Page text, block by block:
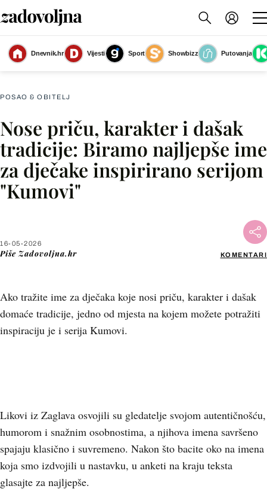
Dnevnik.hr Vijesti Sport Showbizz
Putovanja
Biramo najljepše ime za dječake inspirirano serijom Kumovi(Foto: Nova TV)
POSAO & OBITELJ
Nose priču, karakter i dašak
tradicije: Biramo najljepše ime
za dječake inspirirano serijom
"Kumovi"
16-05-2026
Piše Zadovoljna.hr KOMENTARI
Ako tražite ime za dječaka koje nosi priču, karakter i dašak
domaće tradicije, jedno od mjesta na kojem možete potražiti
inspiraciju je i serija Kumovi.
Facebook
X
Likovi iz Zaglava osvojili su gledatelje svojom autentičnošću,
humorom i snažnim osobnostima, a njihova imena savršeno
spajaju klasično i suvremeno. Nakon što bacite oko na imena
koja smo izdvojili u nastavku, u anketi na kraju teksta
glasajte za najljepše.